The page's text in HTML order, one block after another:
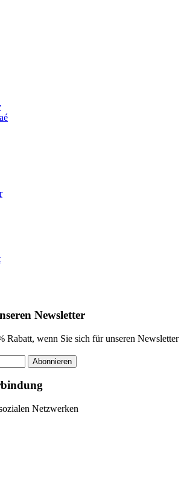
Newsletter
Rabatt, wenn Sie sich für unseren Newsletter
Abonnieren
Netzwerken